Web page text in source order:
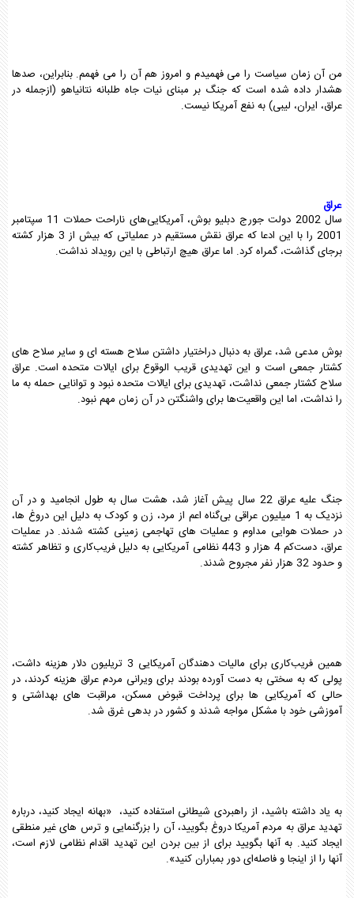
من آن زمان سیاست را می فهمیدم و امروز هم آن را می فهمم. بنابراین، صدها
هشدار داده شده است که جنگ بر مبنای نیات جاه طلبانه نتانیاهو (ازجمله در
عراق، ایران، لیبی) به نفع آمریکا نیست.
عراق
سال 2002 دولت جورج دبلیو بوش، آمریکایی‌های ناراحت حملات 11 سپتامبر
2001 را با این ادعا که عراق نقش مستقیم در عملیاتی که بیش از 3 هزار کشته
برجای گذاشت، گمراه کرد. اما عراق هیچ ارتباطی با این رویداد نداشت.
بوش مدعی شد، عراق به دنبال دراختیار داشتن سلاح هسته ای و سایر سلاح های
کشتار جمعی است و این تهدیدی قریب الوقوع برای ایالات متحده است. عراق
سلاح کشتار جمعی نداشت، تهدیدی برای ایالات متحده نبود و توانایی حمله به ما
را نداشت، اما این واقعیت‌ها برای واشنگتن در آن زمان مهم نبود.
جنگ علیه عراق 22 سال پیش آغاز شد، هشت سال به طول انجامید و در آن
نزدیک به 1 میلیون عراقی بی‌گناه اعم از مرد، زن و کودک به دلیل این دروغ ها،
در حملات هوایی مداوم و عملیات های تهاجمی زمینی کشته شدند. در عملیات
عراق، دست‌کم 4 هزار و 443 نظامی آمریکایی به دلیل فریب‌کاری و تظاهر کشته
و حدود 32 هزار نفر مجروح شدند.
همین فریب‌کاری برای مالیات دهندگان آمریکایی 3 تریلیون دلار هزینه داشت،
پولی که به سختی به دست آورده بودند برای ویرانی مردم عراق هزینه کردند، در
حالی که آمریکایی ها برای پرداخت قبوض مسکن، مراقبت های بهداشتی و
آموزشی خود با مشکل مواجه شدند و کشور در بدهی غرق شد.
به یاد داشته باشید، از راهبردی شیطانی استفاده کنید، «بهانه ایجاد کنید، درباره
تهدید عراق به مردم آمریکا دروغ بگویید، آن را بزرگنمایی و ترس های غیر منطقی
ایجاد کنید. به آنها بگویید برای از بین بردن این تهدید اقدام نظامی لازم است،
آنها را از اینجا و فاصله‌ای دور بمباران کنید».